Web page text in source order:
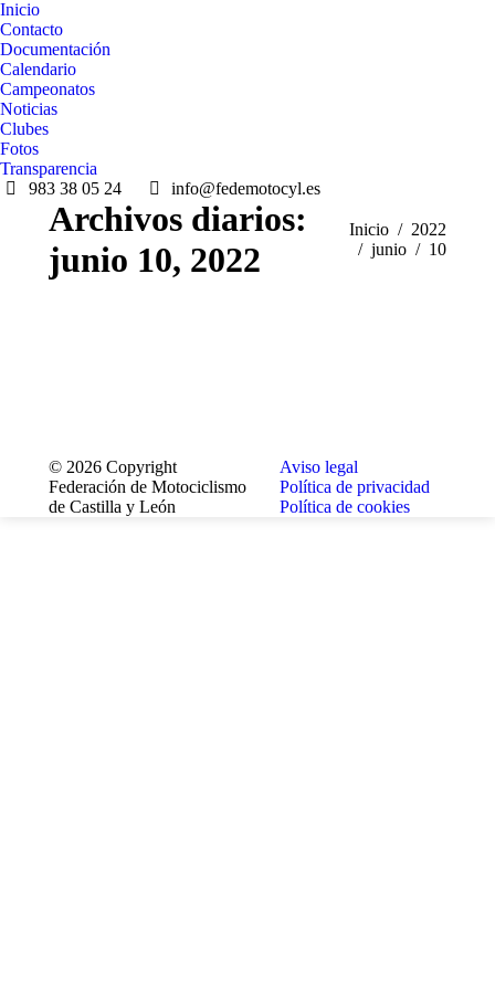
Inicio
Contacto
Documentación
Calendario
Campeonatos
Noticias
Clubes
Fotos
Transparencia
983 38 05 24
info@fedemotocyl.es
Archivos diarios:
junio 10, 2022
Estás aquí:
Inicio
2022
junio
10
© 2026 Copyright
Federación de Motociclismo
de Castilla y León
Aviso legal
Política de privacidad
Política de cookies